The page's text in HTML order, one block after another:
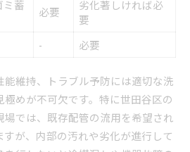
ミ蓄
必要
劣化著しければ必
要
- 必要
維持、トラブル予防には適切な洗
めが不可欠です。特に世田谷区の
では、既存配管の流用を希望され
が、内部の汚れや劣化が進行して